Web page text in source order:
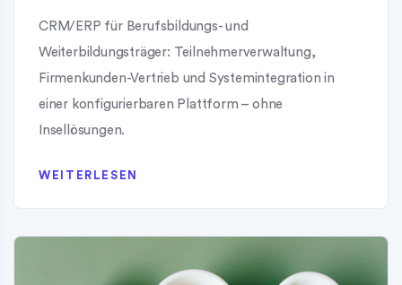
CRM/ERP für Berufsbildungs- und
Weiterbildungsträger: Teilnehmerverwaltung,
Firmenkunden-Vertrieb und Systemintegration in
einer konfigurierbaren Plattform – ohne
Insellösungen.
WEITERLESEN